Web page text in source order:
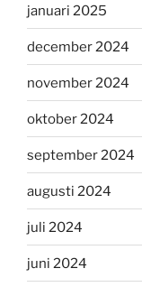
januari 2025
december 2024
november 2024
oktober 2024
september 2024
augusti 2024
juli 2024
juni 2024